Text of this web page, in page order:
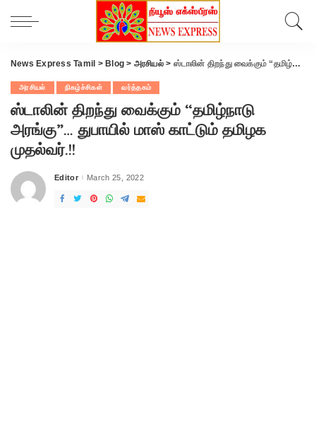
News Express Tamil > Blog > அரசியல்> ஸ்டாலின் திறந்து வைக்கும் “தமிழ்நாடு அரங்கு”… துபாயில் மாஸ் காட்டும் தமிழக முதல்வர்.!!
அரசியல் நிகழ்ச்சிகள் வர்த்தகம்
ஸ்டாலின் திறந்து வைக்கும் “தமிழ்நாடு
அரங்கு”… துபாயில் மாஸ் காட்டும் தமிழக
முதல்வர்.!!
Posted
Editor March 25, 2022